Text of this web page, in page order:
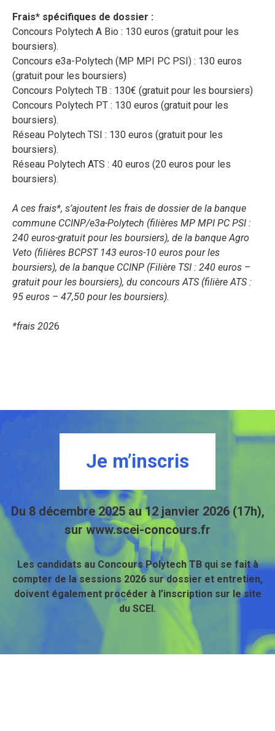
Frais* spécifiques de dossier :
Concours Polytech A Bio : 130 euros (gratuit pour les
boursiers).
Concours e3a-Polytech (MP MPI PC PSI) : 130 euros
(gratuit pour les boursiers)
Concours Polytech TB : 130€ (gratuit pour les boursiers)
Concours Polytech PT : 130 euros (gratuit pour les
boursiers).
Réseau Polytech TSI : 130 euros (gratuit pour les
boursiers).
Réseau Polytech ATS : 40 euros (20 euros pour les
boursiers).
A ces frais*, s’ajoutent les frais de dossier de la banque
commune CCINP/e3a-Polytech (filières MP MPI PC PSI :
240 euros-gratuit pour les boursiers), de la banque Agro
Veto (filières BCPST 143 euros-10 euros pour les
boursiers), de la banque CCINP (Filière TSI : 240 euros –
gratuit pour les boursiers), du concours ATS (filière ATS :
95 euros – 47,50 pour les boursiers).
*frais 2026
Je m’inscris
Du 8 décembre 2025 au 12 janvier 2026 (17h),
sur www.scei-concours.fr
Les candidats au Concours Polytech TB qui se fait à
compter de la sessions 2026 sur dossier et entretien,
doivent également procéder à l’inscription sur le site
du SCEI.